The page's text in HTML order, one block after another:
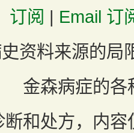
订阅 | Email 订
资料来源的局
金森病症的各
和处方，内